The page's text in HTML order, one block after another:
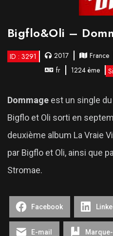
Bigflo&Oli –
ID : 3291 2017 France
fr
1224 ème
Dommage est un single
Bigflo et Oli sorti en
deuxième album La Vraie
par Bigflo et Oli, ainsi que
Stromae.
Facebook
E-mail